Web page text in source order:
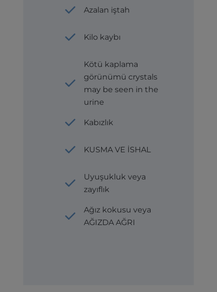
Azalan iştah
Kilo kaybı
Kötü kaplama
görünümü crystals
may be seen in the
urine
Kabızlık
KUSMA VE İSHAL
Uyuşukluk veya
zayıflık
Ağız kokusu veya
AĞIZDA AĞRI